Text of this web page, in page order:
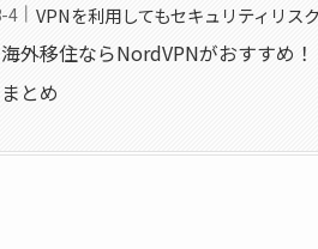
VPNを利用してもセキュリティリス
海外移住ならNordVPNがおすすめ！
まとめ